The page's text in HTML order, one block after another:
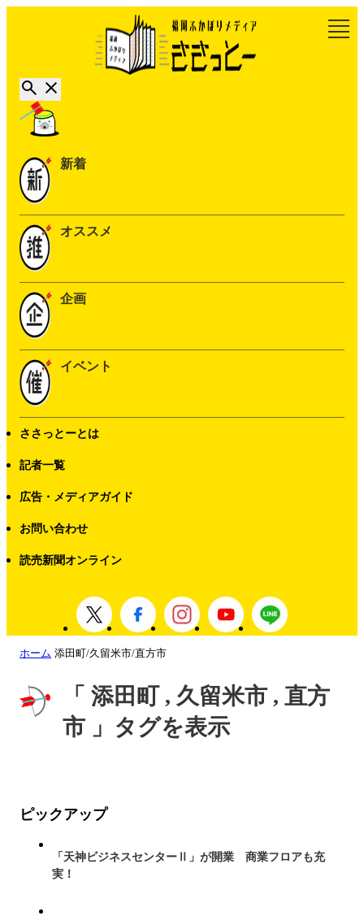
新着
オススメ
企画
イベント
ささっとーとは
記者一覧
広告・メディアガイド
お問い合わせ
読売新聞オンライン
ホーム 添田町/久留米市/直方市
「 添田町 , 久留米市 , 直方
市 」タグを表示
ピックアップ
「天神ビジネスセンターⅡ」が開業 商業フロアも充
実！